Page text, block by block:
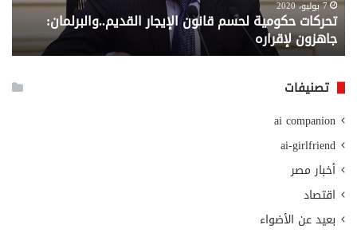
لإقراره
7 يوليو، 2020
تحركات حكومية لحسم قانون الإيجار القديم..والبرلمان:
جاهزون لإقراره
من
تصنيفات
ai companion
ai-girlfriend
أخبار مصر
اقتصاد
بعيد عن الأضواء